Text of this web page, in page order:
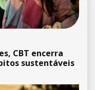
CBT encerra
sustentáveis